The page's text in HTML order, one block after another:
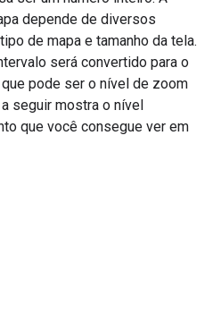
depende de diversos
de mapa e tamanho da tela.
será convertido para o
pode ser o nível de zoom
seguir mostra o nível
que você consegue ver em